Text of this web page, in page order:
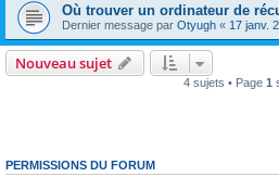
Où trouver un ordinateur de
Dernier message par Otyugh « 17 janv.
Nouveau sujet
4 sujets • Page 1
PERMISSIONS DU FORUM